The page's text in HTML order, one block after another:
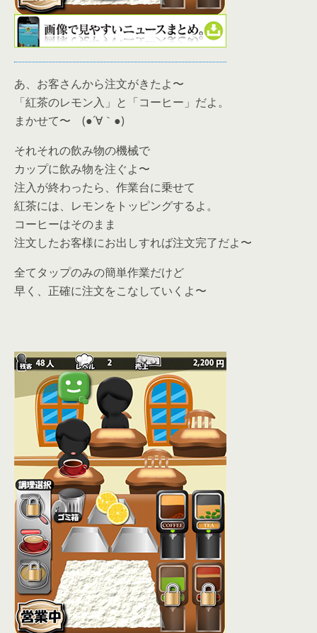
あ、お客さんから注文がきたよ〜
「紅茶のレモン入」と「コーヒー」だよ。
まかせて〜 (●´∀｀●)
それそれの飲み物の機械で
カップに飲み物を注ぐよ〜
注入が終わったら、作業台に乗せて
紅茶には、レモンをトッピングするよ。
コーヒーはそのまま
注文したお客様にお出しすれば注文完了だよ〜
全てタップのみの簡単作業だけど
早く、正確に注文をこなしていくよ〜